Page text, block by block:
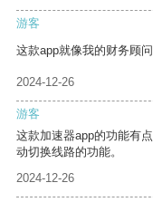
游客
这款app就像我的财务顾
2024-12-26
游客
这款加速器app的功能有
动切换线路的功能。
2024-12-26